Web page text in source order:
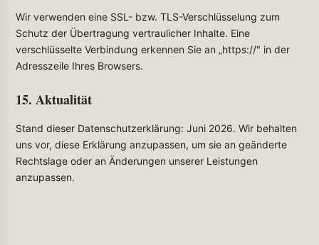
Wir verwenden eine SSL- bzw. TLS-Verschlüsselung zum
Schutz der Übertragung vertraulicher Inhalte. Eine
verschlüsselte Verbindung erkennen Sie an „https://" in der
Adresszeile Ihres Browsers.
15. Aktualität
Stand dieser Datenschutzerklärung: Juni 2026. Wir behalten
uns vor, diese Erklärung anzupassen, um sie an geänderte
Rechtslage oder an Änderungen unserer Leistungen
anzupassen.